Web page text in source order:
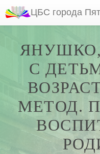
ЦБС города
С
МЕТОД.